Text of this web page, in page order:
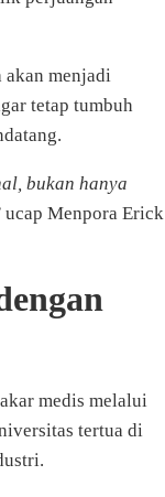
menjadi
tetap tumbuh
bukan hanya
ucap Menpora Erick
medis melalui
tertua di